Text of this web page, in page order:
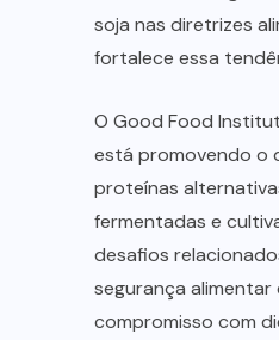
soja nas diretrizes
fortalece essa
O Good Food
está promovendo o
proteínas
fermentadas e
desafios
segurança alimentar
compromisso com